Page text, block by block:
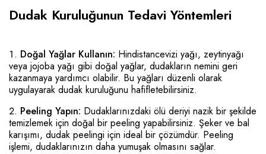
Dudak Kuruluğunun Tedavi Yöntemleri
Doğal Yağlar Kullanın: Hindistancevizi yağı, zeytinyağı
veya jojoba yağı gibi doğal yağlar, dudakların nemini geri
kazanmaya yardımcı olabilir. Bu yağları düzenli olarak
uygulayarak dudak kuruluğunu hafifletebilirsiniz.
Peeling Yapın: Dudaklarınızdaki ölü deriyi nazik bir şekilde
temizlemek için doğal bir peeling yapabilirsiniz. Şeker ve bal
karışımı, dudak peelingi için ideal bir çözümdür. Peeling
işlemi, dudaklarınızın daha yumuşak olmasını sağlar.